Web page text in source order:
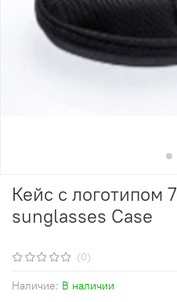
(0)
Наличие: В наличии
Кейс с логотипом
sunglasses Case